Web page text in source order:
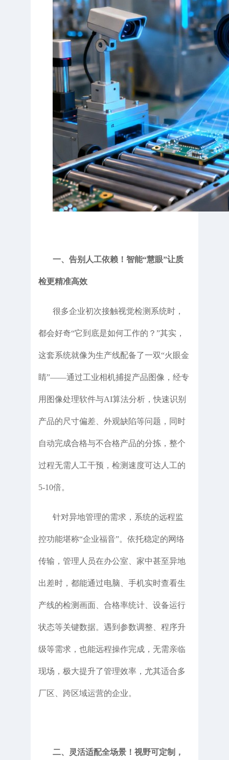
一、告别人工依赖！智能“慧眼”让质
检更精准高效
很多企业初次接触视觉检测系统时，
都会好奇“它到底是如何工作的？”其实，
这套系统就像为生产线配备了一双“火眼金
睛”——通过工业相机捕捉产品图像，经专
用图像处理软件与AI算法分析，快速识别
产品的尺寸偏差、外观缺陷等问题，同时
自动完成合格与不合格产品的分拣，整个
过程无需人工干预，检测速度可达人工的
5-10倍。
针对异地管理的需求，系统的远程监
控功能堪称“企业福音”。依托稳定的网络
传输，管理人员在办公室、家中甚至异地
出差时，都能通过电脑、手机实时查看生
产线的检测画面、合格率统计、设备运行
状态等关键数据。遇到参数调整、程序升
级等需求，也能远程操作完成，无需亲临
现场，极大提升了管理效率，尤其适合多
厂区、跨区域运营的企业。
二、灵活适配全场景！视野可定制，